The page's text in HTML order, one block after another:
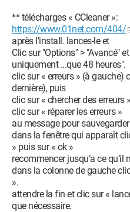
** télécharges « CCleaner »:
https://www.01net.com/404/
après l’install. lances-le et
Clic sur "Options" > "Avancé"
uniquement ...que 48 heures".
clic sur « erreurs » (à gauche)
dernière), puis
clic sur « chercher des erreurs
clic sur « réparer les erreurs »
au message pour
dans la fenêtre qui apparaît
» puis sur « ok »
recommencer jusqu’a ce qu’il
dans la colonne de gauche
».
attendre la fin et clic sur «
que nécessaire.